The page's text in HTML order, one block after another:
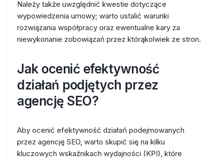
Należy także uwzględnić kwestie dotyczące
wypowiedzenia umowy; warto ustalić warunki
rozwiązania współpracy oraz ewentualne kary za
niewykonanie zobowiązań przez którąkolwiek ze stron.
Jak ocenić efektywność
działań podjętych przez
agencję SEO?
Aby ocenić efektywność działań podejmowanych
przez agencję SEO, warto skupić się na kilku
kluczowych wskaźnikach wydajności (KPI), które